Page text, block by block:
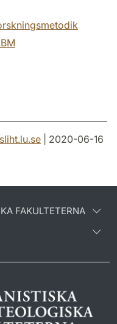
.se | 2020-06-16
FAKULTETERNA